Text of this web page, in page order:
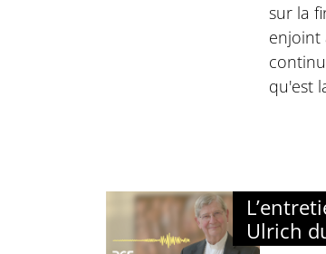
sur la
enjoint
qu'est
Ulrich